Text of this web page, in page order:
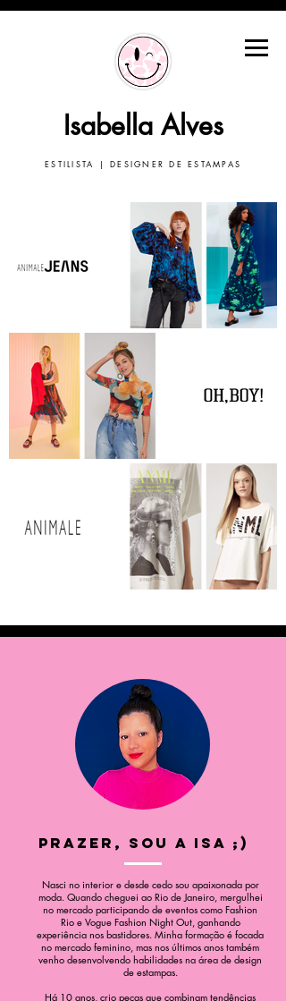
Isabella Alves
ESTILISTA | DESIGNER DE ESTAMPAS
Prazer, sou a Isa ;)
Nasci no interior e desde cedo sou apaixonada por
moda. Quando cheguei ao Rio de Janeiro, mergulhei
no mercado participando de eventos como Fashion
Rio e Vogue Fashion Night Out, ganhando
experiência nos bastidores. Minha formação é focada
no mercado feminino, mas nos últimos anos também
venho desenvolvendo habilidades na área de design
de estampas.
Há 10 anos, crio peças que combinam tendências